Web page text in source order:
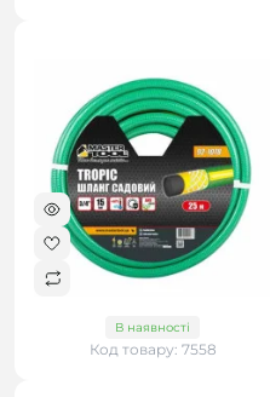
В наявності
Код товару: 7558